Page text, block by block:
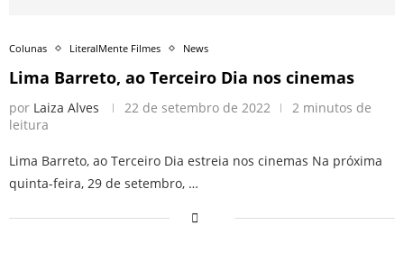
Colunas LiteralMente Filmes News
Lima Barreto, ao Terceiro Dia nos cinemas
por Laiza Alves 22 de setembro de 2022
2 minutos de
leitura
Lima Barreto, ao Terceiro Dia estreia nos cinemas Na próxima
quinta-feira, 29 de setembro, …